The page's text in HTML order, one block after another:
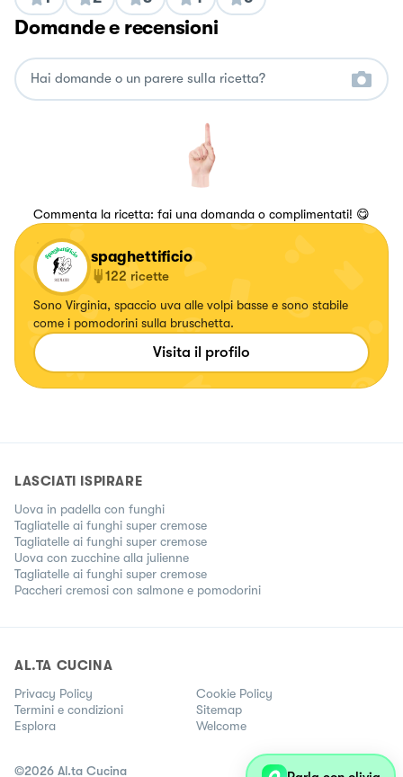
Domande e recensioni
Commenta la ricetta: fai una domanda o complimentati! 😋
spaghettificio
122 ricette
Sono Virginia, spaccio uva alle volpi basse e sono stabile
come i pomodorini sulla bruschetta.
Visita il profilo
LASCIATI ISPIRARE
Uova in padella con funghi
Tagliatelle ai funghi super cremose
Tagliatelle ai funghi super cremose
Uova con zucchine alla julienne
Tagliatelle ai funghi super cremose
Paccheri cremosi con salmone e pomodorini
AL.TA CUCINA
Privacy Policy
Cookie Policy
Termini e condizioni
Sitemap
Esplora
Welcome
©2026 Al.ta Cucina